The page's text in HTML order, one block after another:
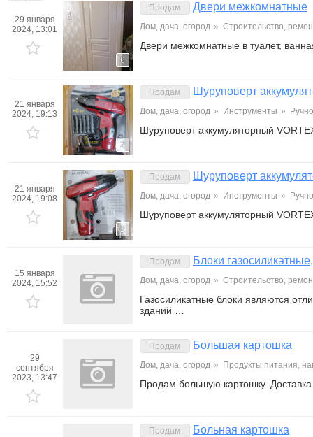
29 января
2024, 13:01
6
Продам Двери межкомнатные
Дом, дача, огород » Строительство,
Двери межкомнатные в туалет,
21 января
2024, 19:13
2
Продам Шуруповерт
Дом, дача, огород » Инструменты »
Шуруповерт аккумуляторный
21 января
2024, 19:08
2
Продам Шуруповерт
Дом, дача, огород » Инструменты »
Шуруповерт аккумуляторный
15 января
2024, 15:52
Продам Блоки
Дом, дача, огород » Строительство,
Газосиликатные блоки являются
зданий …
29
сентября
2023, 13:47
Продам Большая картошка
Дом, дача, огород » Продукты питания,
Продам большую картошку.
Продам Больная картошка